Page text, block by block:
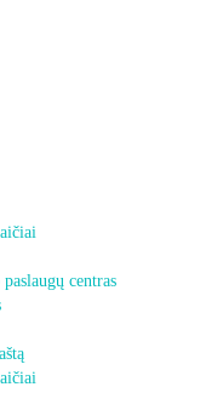
centras